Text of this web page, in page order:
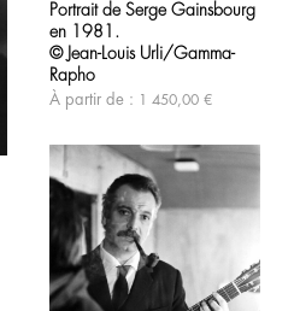
a
plusieurs
variations.
Les
options
peuvent
choisies
sur
la
page
du
produit
Portrait de Serge Gainsbourg
en 1981.
© Jean-Louis Urli/Gamma-
Rapho
À partir de : 1 450,00 €